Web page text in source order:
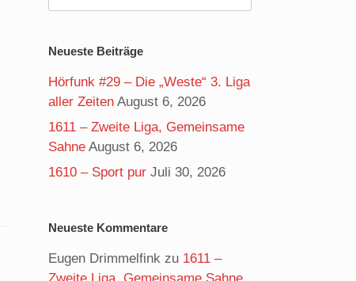
nach:
Neueste Beiträge
Hörfunk #29 – Die „Weste“ 3. Liga
aller Zeiten August 6, 2026
1611 – Zweite Liga, Gemeinsame
Sahne August 6, 2026
1610 – Sport pur Juli 30, 2026
Neueste Kommentare
Eugen Drimmelfink zu 1611 –